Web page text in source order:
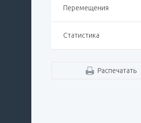
Перемещения
Статистика
Распечатать